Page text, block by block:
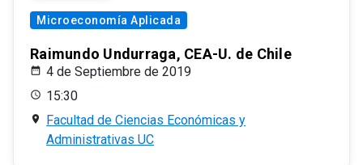
Microeconomía Aplicada
Raimundo Undurraga, CEA-U. de Chile
4 de Septiembre de 2019
15:30
Facultad de Ciencias Económicas y
Administrativas UC